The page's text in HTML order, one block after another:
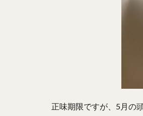
正味期限ですが、5月の